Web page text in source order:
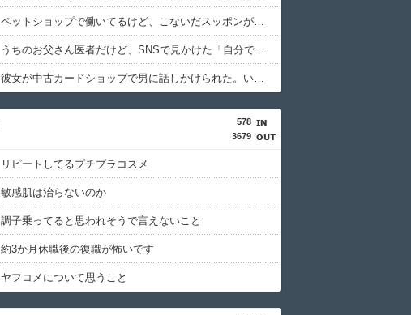
ペットショップで働いてるけど、こないだスッポンが入荷した。
うちのお父さん医者だけど、SNSで見かけた「自分で施術した部分しか見てない医師」そっくり。
彼女が中古カードショップで男に話しかけられた。いきなり彼女の持ち歩いてたカードを品定めしだしたらしく…
578
3679
リピートしてるプチプラコスメ
敏感肌は治らないのか
調子乗ってると思われそうで言えないこと
約3か月休職後の復職が怖いです
ヤフコメについて思うこと